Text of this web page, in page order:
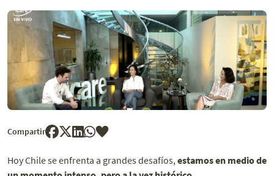
Compartir
Hoy Chile se enfrenta a grandes desafíos,estamos en medio de